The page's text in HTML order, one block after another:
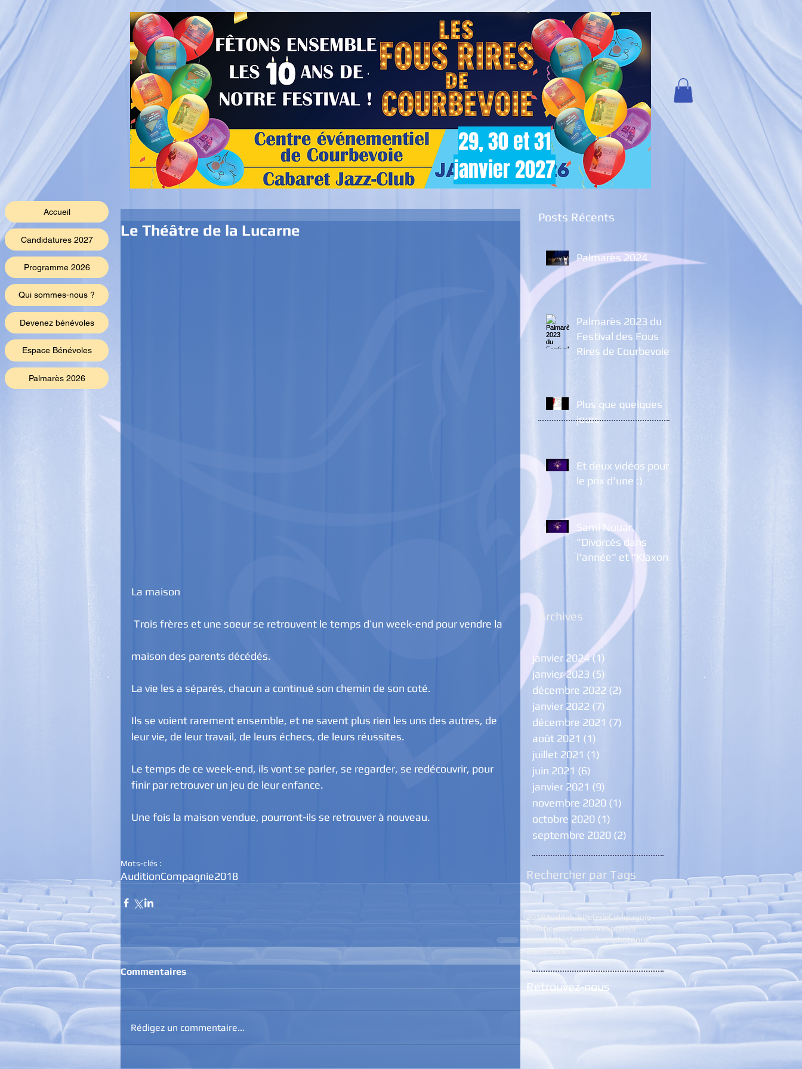
29, 30 et 31
janvier 2027
Le Théâtre de la Lucarne
La maison
Trois frères et une soeur se retrouvent le temps d’un week-end pour vendre la
maison des parents décédés.
La vie les a séparés, chacun a continué son chemin de son coté.
Ils se voient rarement ensemble, et ne savent plus rien les uns des autres, de
leur vie, de leur travail, de leurs échecs, de leurs réussites.
Le temps de ce week-end, ils vont se parler, se regarder, se redécouvrir, pour
finir par retrouver un jeu de leur enfance.
Une fois la maison vendue, pourront-ils se retrouver à nouveau.
Mots-clés :
AuditionCompagnie2018
Commentaires
Rédigez un commentaire...
Posts Récents
Palmarès 2024
Palmarès 2023 du
Festival des Fous
Rires de Courbevoie
Plus que quelques
jours
Et deux vidéos pour
le prix d'une :)
Sami Nouar,
"Divorcés dans
l'année" et "Klaxon,
Archives
janvier 2024(1)
janvier 2023 (5)
décembre 2022 (2)
janvier 2022 (7)
décembre 2021 (7)
août 2021 (1)
juillet 2021 (1)
juin 2021 (6)
janvier 2021 (9)
novembre 2020 (1)
octobre 2020 (1)
septembre 2020 (2)
Rechercher par Tags
2018AuditionBilleterieCompagnie
CourbevoiePartenaireSponsor
associationfestivallogophotoprix
évènement
Retrouvez-nous
Accueil
Candidatures 2027
Programme 2026
Qui sommes-nous ?
Devenez bénévoles
Espace Bénévoles
Palmarès 2026